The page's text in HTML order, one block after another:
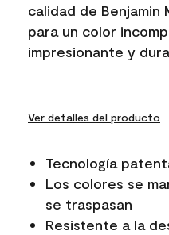
calidad de Benjamin
para un color
impresionante y
Ver detalles del producto
Tecnología
Los colores se
se traspasan
Resistente a la